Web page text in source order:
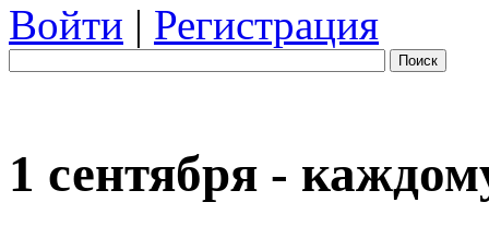
Войти | Регистрация
Поиск
1 сентября -